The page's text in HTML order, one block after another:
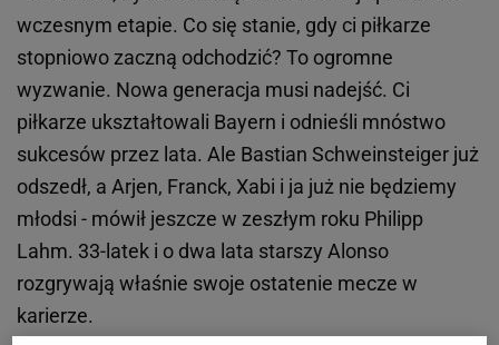
wczesnym etapie. Co się stanie, gdy ci piłkarze
stopniowo zaczną odchodzić? To ogromne
wyzwanie. Nowa generacja musi nadejść. Ci
piłkarze ukształtowali Bayern i odnieśli mnóstwo
sukcesów przez lata. Ale Bastian Schweinsteiger już
odszedł, a Arjen, Franck, Xabi i ja już nie będziemy
młodsi - mówił jeszcze w zeszłym roku Philipp
Lahm. 33-latek i o dwa lata starszy Alonso
rozgrywają właśnie swoje ostatenie mecze w
karierze.